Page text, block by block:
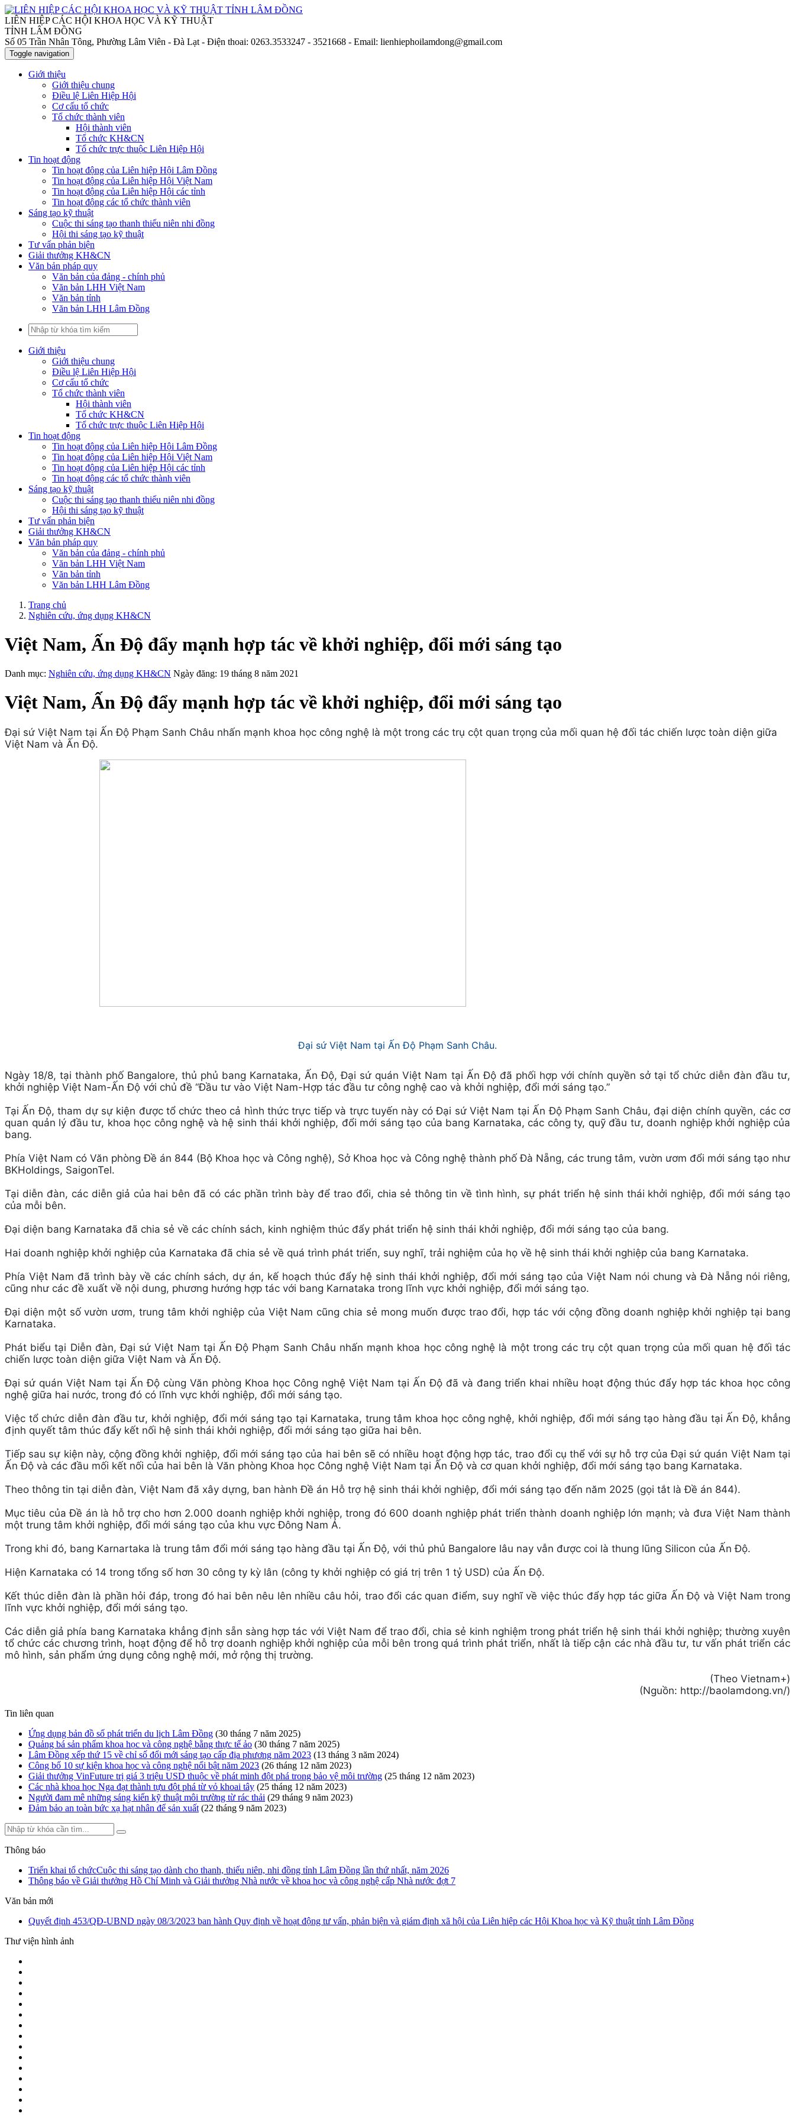
LIÊN HIỆP CÁC HỘI KHOA HỌC VÀ KỸ THUẬT
TỈNH LÂM ĐỒNG
Số 05 Trần Nhân Tông, Phường Lâm Viên - Đà Lạt - Điện thoai: 0263.3533247 - 3521668 - Email: lienhiephoilamdong@gmail.com
Toggle navigation
Giới thiệu
Giới thiệu chung
Điều lệ Liên Hiệp Hội
Cơ cấu tổ chức
Tổ chức thành viên
Hội thành viên
Tổ chức KH&CN
Tổ chức trực thuộc Liên Hiệp Hội
Tin hoạt động
Tin hoạt động của Liên hiệp Hội Lâm Đồng
Tin hoạt động của Liên hiệp Hội Việt Nam
Tin hoạt động của Liên hiệp Hội các tỉnh
Tin hoạt động các tổ chức thành viên
Sáng tạo kỹ thuật
Cuộc thi sáng tạo thanh thiếu niên nhi đồng
Hội thi sáng tạo kỹ thuật
Tư vấn phản biện
Giải thưởng KH&CN
Văn bản pháp quy
Văn bản của đảng - chính phủ
Văn bản LHH Việt Nam
Văn bản tỉnh
Văn bản LHH Lâm Đồng
Giới thiệu
Giới thiệu chung
Điều lệ Liên Hiệp Hội
Cơ cấu tổ chức
Tổ chức thành viên
Hội thành viên
Tổ chức KH&CN
Tổ chức trực thuộc Liên Hiệp Hội
Tin hoạt động
Tin hoạt động của Liên hiệp Hội Lâm Đồng
Tin hoạt động của Liên hiệp Hội Việt Nam
Tin hoạt động của Liên hiệp Hội các tỉnh
Tin hoạt động các tổ chức thành viên
Sáng tạo kỹ thuật
Cuộc thi sáng tạo thanh thiếu niên nhi đồng
Hội thi sáng tạo kỹ thuật
Tư vấn phản biện
Giải thưởng KH&CN
Văn bản pháp quy
Văn bản của đảng - chính phủ
Văn bản LHH Việt Nam
Văn bản tỉnh
Văn bản LHH Lâm Đồng
Trang chủ
Nghiên cứu, ứng dụng KH&CN
Việt Nam, Ấn Độ đẩy mạnh hợp tác về khởi nghiệp, đổi mới sáng tạo
Danh mục: Nghiên cứu, ứng dụng KH&CN Ngày đăng: 19 tháng 8 năm 2021
Việt Nam, Ấn Độ đẩy mạnh hợp tác về khởi nghiệp, đổi mới sáng tạo
Đại sứ Việt Nam tại Ấn Độ Phạm Sanh Châu nhấn mạnh khoa học công nghệ là một trong các trụ cột quan trọng của mối quan hệ đối tác chiến lược toàn diện giữa
Việt Nam và Ấn Độ.
Đại sứ Việt Nam tại Ấn Độ Phạm Sanh Châu.
Ngày 18/8, tại thành phố Bangalore, thủ phủ bang Karnataka, Ấn Độ, Đại sứ quán Việt Nam tại Ấn Độ đã phối hợp với chính quyền sở tại tổ chức diễn đàn đầu tư,
khởi nghiệp Việt Nam-Ấn Độ với chủ đề “Đầu tư vào Việt Nam-Hợp tác đầu tư công nghệ cao và khởi nghiệp, đổi mới sáng tạo.”
Tại Ấn Độ, tham dự sự kiện được tổ chức theo cả hình thức trực tiếp và trực tuyến này có Đại sứ Việt Nam tại Ấn Độ Phạm Sanh Châu, đại diện chính quyền, các cơ
quan quản lý đầu tư, khoa học công nghệ và hệ sinh thái khởi nghiệp, đổi mới sáng tạo của bang Karnataka, các công ty, quỹ đầu tư, doanh nghiệp khởi nghiệp của
bang.
Phía Việt Nam có Văn phòng Đề án 844 (Bộ Khoa học và Công nghệ), Sở Khoa học và Công nghệ thành phố Đà Nẵng, các trung tâm, vườn ươm đổi mới sáng tạo như
BKHoldings, SaigonTel.
Tại diễn đàn, các diễn giả của hai bên đã có các phần trình bày để trao đổi, chia sẻ thông tin về tình hình, sự phát triển hệ sinh thái khởi nghiệp, đổi mới sáng tạo
của mỗi bên.
Đại diện bang Karnataka đã chia sẻ về các chính sách, kinh nghiệm thúc đẩy phát triển hệ sinh thái khởi nghiệp, đổi mới sáng tạo của bang.
Hai doanh nghiệp khởi nghiệp của Karnataka đã chia sẻ về quá trình phát triển, suy nghĩ, trải nghiệm của họ về hệ sinh thái khởi nghiệp của bang Karnataka.
Phía Việt Nam đã trình bày về các chính sách, dự án, kế hoạch thúc đẩy hệ sinh thái khởi nghiệp, đổi mới sáng tạo của Việt Nam nói chung và Đà Nẵng nói riêng,
cũng như các đề xuất về nội dung, phương hướng hợp tác với bang Karnataka trong lĩnh vực khởi nghiệp, đổi mới sáng tạo.
Đại diện một số vườn ươm, trung tâm khởi nghiệp của Việt Nam cũng chia sẻ mong muốn được trao đổi, hợp tác với cộng đồng doanh nghiệp khởi nghiệp tại bang
Karnataka.
Phát biểu tại Diễn đàn, Đại sứ Việt Nam tại Ấn Độ Phạm Sanh Châu nhấn mạnh khoa học công nghệ là một trong các trụ cột quan trọng của mối quan hệ đối tác
chiến lược toàn diện giữa Việt Nam và Ấn Độ.
Đại sứ quán Việt Nam tại Ấn Độ cùng Văn phòng Khoa học Công nghệ Việt Nam tại Ấn Độ đã và đang triển khai nhiều hoạt động thúc đẩy hợp tác khoa học công
nghệ giữa hai nước, trong đó có lĩnh vực khởi nghiệp, đổi mới sáng tạo.
Việc tổ chức diễn đàn đầu tư, khởi nghiệp, đổi mới sáng tạo tại Karnataka, trung tâm khoa học công nghệ, khởi nghiệp, đổi mới sáng tạo hàng đầu tại Ấn Độ, khẳng
định quyết tâm thúc đẩy kết nối hệ sinh thái khởi nghiệp, đổi mới sáng tạo giữa hai bên.
Tiếp sau sự kiện này, cộng đồng khởi nghiệp, đổi mới sáng tạo của hai bên sẽ có nhiều hoạt động hợp tác, trao đổi cụ thể với sự hỗ trợ của Đại sứ quán Việt Nam tại
Ấn Độ và các đầu mối kết nối của hai bên là Văn phòng Khoa học Công nghệ Việt Nam tại Ấn Độ và cơ quan khởi nghiệp, đổi mới sáng tạo bang Karnataka.
Theo thông tin tại diễn đàn, Việt Nam đã xây dựng, ban hành Đề án Hỗ trợ hệ sinh thái khởi nghiệp, đổi mới sáng tạo đến năm 2025 (gọi tắt là Đề án 844).
Mục tiêu của Đề án là hỗ trợ cho hơn 2.000 doanh nghiệp khởi nghiệp, trong đó 600 doanh nghiệp phát triển thành doanh nghiệp lớn mạnh; và đưa Việt Nam thành
một trung tâm khởi nghiệp, đổi mới sáng tạo của khu vực Đông Nam Á.
Trong khi đó, bang Karnartaka là trung tâm đổi mới sáng tạo hàng đầu tại Ấn Độ, với thủ phủ Bangalore lâu nay vẫn được coi là thung lũng Silicon của Ấn Độ.
Hiện Karnataka có 14 trong tổng số hơn 30 công ty kỳ lân (công ty khởi nghiệp có giá trị trên 1 tỷ USD) của Ấn Độ.
Kết thúc diễn đàn là phần hỏi đáp, trong đó hai bên nêu lên nhiều câu hỏi, trao đổi các quan điểm, suy nghĩ về việc thúc đẩy hợp tác giữa Ấn Độ và Việt Nam trong
lĩnh vực khởi nghiệp, đổi mới sáng tạo.
Các diễn giả phía bang Karnataka khẳng định sẵn sàng hợp tác với Việt Nam để trao đổi, chia sẻ kinh nghiệm trong phát triển hệ sinh thái khởi nghiệp; thường xuyên
tổ chức các chương trình, hoạt động để hỗ trợ doanh nghiệp khởi nghiệp của mỗi bên trong quá trình phát triển, nhất là tiếp cận các nhà đầu tư, tư vấn phát triển các
mô hình, sản phẩm ứng dụng công nghệ mới, mở rộng thị trường.
(Theo Vietnam+)
(Nguồn: http://baolamdong.vn/)
Tin liên quan
Ứng dụng bản đồ số phát triển du lịch Lâm Đồng (30 tháng 7 năm 2025)
Quảng bá sản phẩm khoa học và công nghệ bằng thực tế ảo (30 tháng 7 năm 2025)
Lâm Đồng xếp thứ 15 về chỉ số đổi mới sáng tạo cấp địa phương năm 2023 (13 tháng 3 năm 2024)
Công bố 10 sự kiện khoa học và công nghệ nổi bật năm 2023 (26 tháng 12 năm 2023)
Giải thưởng VinFuture trị giá 3 triệu USD thuộc về phát minh đột phá trong bảo vệ môi trường (25 tháng 12 năm 2023)
Các nhà khoa học Nga đạt thành tựu đột phá từ vỏ khoai tây (25 tháng 12 năm 2023)
Người đam mê những sáng kiến kỹ thuật môi trường từ rác thải (29 tháng 9 năm 2023)
Đảm bảo an toàn bức xạ hạt nhân để sản xuất (22 tháng 9 năm 2023)
Thông báo
Triển khai tổ chứcCuộc thi sáng tạo dành cho thanh, thiếu niên, nhi đồng tỉnh Lâm Đồng lần thứ nhất, năm 2026
Thông báo về Giải thưởng Hồ Chí Minh và Giải thưởng Nhà nước về khoa học và công nghệ cấp Nhà nước đợt 7
Văn bản mới
Quyết định 453/QĐ-UBND ngày 08/3/2023 ban hành Quy định về hoạt động tư vấn, phản biện và giám định xã hội của Liên hiệp các Hội Khoa học và Kỹ thuật tỉnh Lâm Đồng
Thư viện hình ảnh